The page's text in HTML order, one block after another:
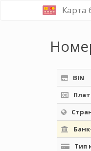
Карта
BIN
Тип